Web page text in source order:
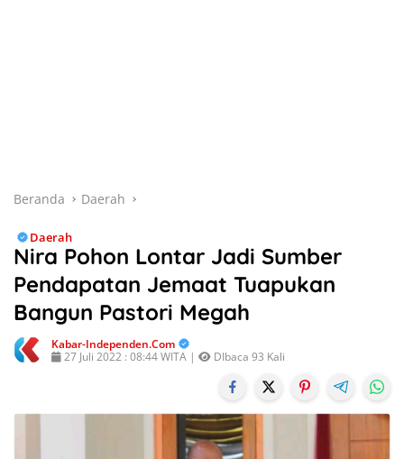
Beranda Daerah
Daerah
Nira Pohon Lontar Jadi Sumber
Pendapatan Jemaat Tuapukan
Bangun Pastori Megah
Kabar-Independen.com
27 Juli 2022 : 08:44 WITA |
DIbaca 93 Kali